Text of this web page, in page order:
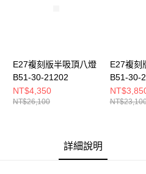
時審查核予不同之上限額度；若仍有額
５．嚴禁一人註冊多個帳號或使用他人
恩沛科技股份有限公司將有權停止該用
E27複刻版半吸頂八燈
B51-30-21202
NT$4,350
NT$26,100
E27複刻
B51-30-
詳細說明